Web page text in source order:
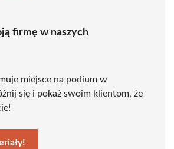
firmę w naszych
miejsce na podium w
się i pokaż swoim klientom, że